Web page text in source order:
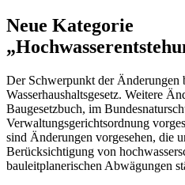
Neue Kategorie
Der Schwerpunkt der Änderungen
Wasserhaushaltsgesetz. Weitere
Baugesetzbuch, im
Verwaltungsgerichtsordnung
sind Änderungen vorgesehen, die
Berücksichtigung von
bauleitplanerischen Abwägungen